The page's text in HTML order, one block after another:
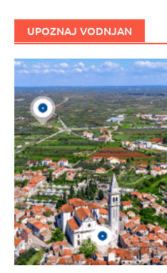
UPOZNAJ VODNJAN